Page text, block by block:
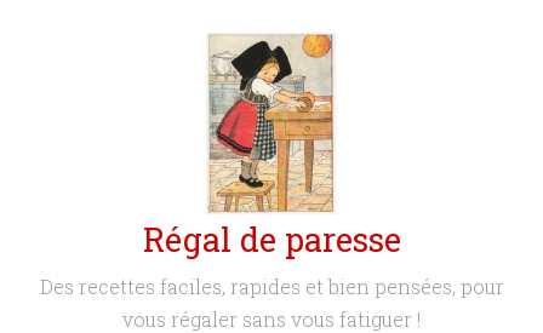
Régal de paresse
Des recettes faciles, rapides et bien pensées, pour
vous régaler sans vous fatiguer !